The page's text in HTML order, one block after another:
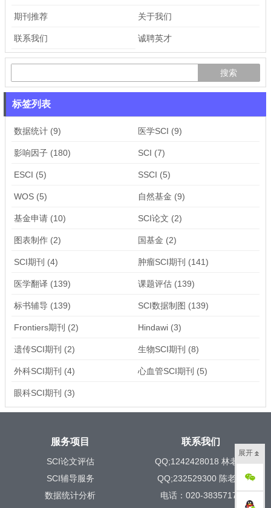
期刊推荐 关于我们
联系我们 诚聘英才
标签列表
数据统计 (9) 医学SCI (9)
影响因子 (180) SCI (7)
ESCI (5) SSCI (5)
WOS (5) 自然基金 (9)
基金申请 (10) SCI论文 (2)
图表制作 (2) 国基金 (2)
SCI期刊 (4) 肿瘤SCI期刊 (141)
医学翻译 (139) 课题评估 (139)
标书辅导 (139) SCI数据制图 (139)
Frontiers期刊 (2) Hindawi (3)
遗传SCI期刊 (2) 生物SCI期刊 (8)
外科SCI期刊 (4) 心血管SCI期刊 (5)
眼科SCI期刊 (3)
服务项目
SCI论文评估
SCI辅导服务
数据统计分析
联系我们
QQ;1242428018 林老师
QQ;232529300 陈老师
电话：020-38357171
展开